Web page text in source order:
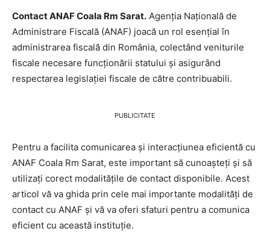
Contact ANAF Coala Rm Sarat. Agenția Națională de
Administrare Fiscală (ANAF) joacă un rol esențial în
administrarea fiscală din România, colectând veniturile
fiscale necesare funcționării statului și asigurând
respectarea legislației fiscale de către contribuabili.
PUBLICITATE
Pentru a facilita comunicarea și interacțiunea eficientă cu
ANAF Coala Rm Sarat, este important să cunoașteți și să
utilizați corect modalitățile de contact disponibile. Acest
articol vă va ghida prin cele mai importante modalități de
contact cu ANAF și vă va oferi sfaturi pentru a comunica
eficient cu această instituție.